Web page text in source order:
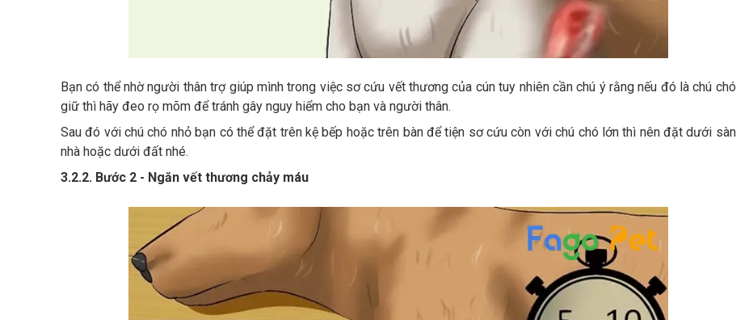
Bạn có thể nhờ người thân trợ giúp mình trong việc sơ cứu vết thương của cún tuy nhiên cần chú ý rằng nếu đó là chú chó
giữ thì hãy đeo rọ mõm để tránh gây nguy hiểm cho bạn và người thân.
Sau đó với chú chó nhỏ bạn có thể đặt trên kệ bếp hoặc trên bàn để tiện sơ cứu còn với chú chó lớn thì nên đặt dưới sàn
nhà hoặc dưới đất nhé.
3.2.2. Bước 2 - Ngăn vết thương chảy máu